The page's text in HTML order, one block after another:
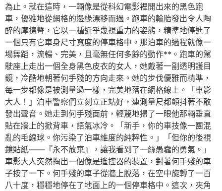
為止。就在這時，一輛像是從科幻電影裡開出來的黑色跑
車，優雅地從網格的邊緣漂移而過。跑車的輪胎發出令人陶
醉的摩擦聲，它以一種近乎蔑視重力的姿態，精準地停進了
一個只有它車身尺寸寬度的停車格中。那泊車的過程就像一
場舞蹈，流暢、完美，且毫無任何多餘的動作**。跑車的駕
駛座上走出一個全身黑色皮衣的女人，她戴著一副透明護目
鏡，冷酷地朝著何手殘的方向走來。她的步伐優雅而精準，
每一步都像是被測量過一樣，完美地落在網格線上。「車影
大人！」泊車警察們立刻立正站好，連測量尺都顫抖著不敢
發出聲音。她走到何手殘面前，輕蔑地掃了一眼他那輛垂直
貼在牆上的掀背車，語氣冰冷。「新手，你的車技像一團混
亂的毛線球。你污染了泊車維度的純粹性。」「但你的後視
鏡貼紙——『永不放棄』，讓我看到了一絲愚蠢的勇氣。」
車影大人突然掏出一個像是遙控器的裝置，對著何手殘的車
子按了一下。何手殘的車子從牆上脫落，在空中旋轉了一百
八十度，穩穩地停在了地面上的一個停車格中。這次，夾角